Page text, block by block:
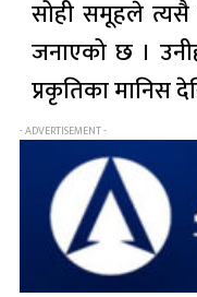
सोही समूहले त्यसै
जनाएको छ ।
प्रकृतिका मानिस
- ADVERTISEMENT -